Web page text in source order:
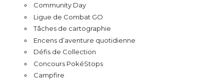
Community Day
Ligue de Combat GO
Tâches de cartographie
Encens d’aventure quotidienne
Défis de Collection
Concours PokéStops
Campfire